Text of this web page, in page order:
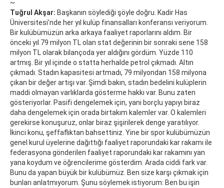
~
Tuğrul Akşar: Başkanın söylediği şöyle doğru. Kadir Has
Üniversitesi’nde her yıl kulüp finansalları konferansı veriyorum.
Bir kulübümüzün arka arkaya faaliyet raporlarını aldım. Bir
önceki yıl 79 milyon TL olan stat değerinin bir sonraki sene 158
milyon TL olarak bilançoda yer aldığını gördüm. Yüzde 110
artmış. Bir yıl içinde o statta herhalde petrol çıkmadı. Altın
çıkmadı. Stadın kapasitesi artmadı, 79 milyondan 158 milyona
çıkan bir değer artışı var. Şimdi bakın, stadın bedelini kulüplerin
maddi olmayan varlıklarda gösterme hakkı var. Bunu zaten
gösteriyorlar. Pasifi dengelemek için, yani borçlu yapıyı biraz
daha dengelemek için orada birtakım kalemler var. O kalemleri
gerekirse konuşuruz, onlar biraz şişirilerek denge yaratılıyor.
İkinci konu, şeffaflıktan bahsettiniz. Yine bir spor kulübümüzün
genel kurul üyelerine dağıttığı faaliyet raporundaki kar rakamı ile
federasyona gönderilen faaliyet raporundaki kar rakamını yan
yana koydum ve öğrencilerime gösterdim. Arada ciddi fark var.
Bunu da yapan büyük bir kulübümüz. Ben size karşı çıkmak için
bunları anlatmıyorum. Şunu söylemek istiyorum: Ben bu işin